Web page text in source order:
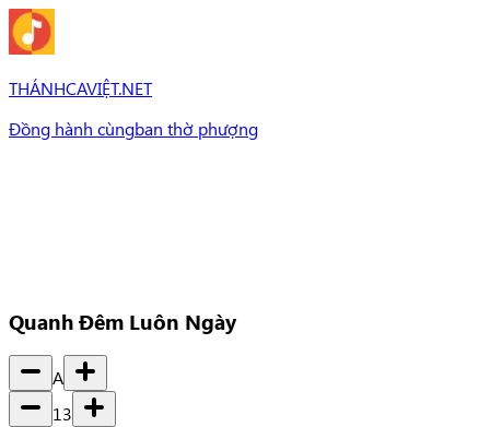
THÁNHCAVIỆT.NET
Đồng hành cùngban thờ phượng
Quanh Đêm Luôn Ngày
A
13